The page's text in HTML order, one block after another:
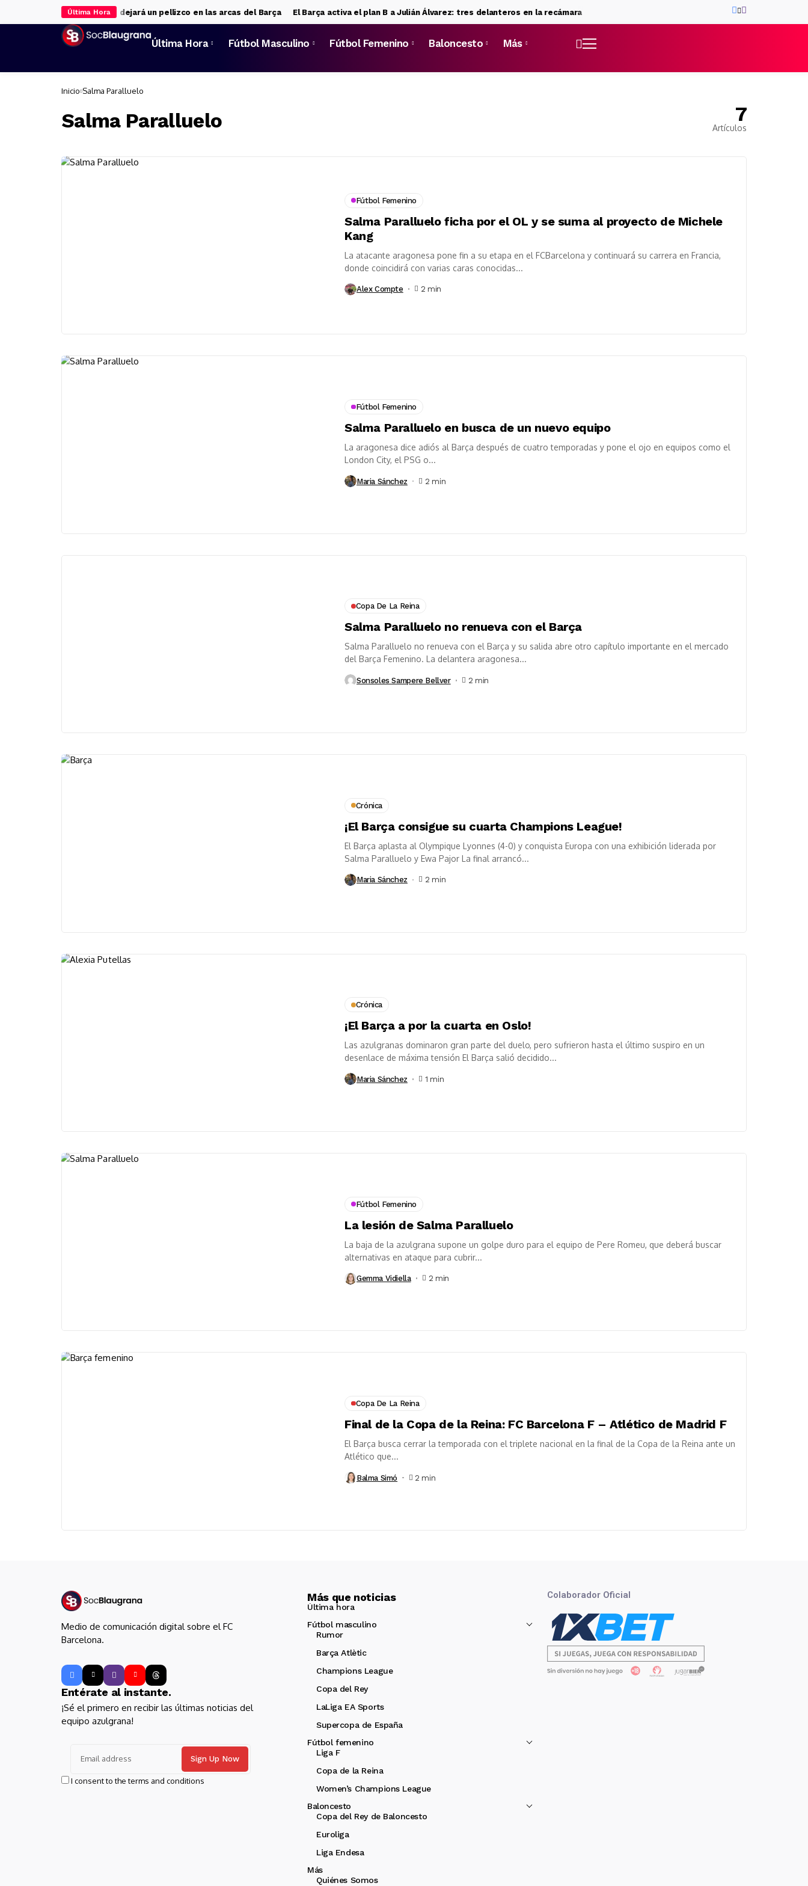
Última Hora
Jan Virgili dejará un pellizco en las arcas del Barça El Barça activa el plan B a Julián Álvarez: tres delanteros en la recámara Rodri: fichaje superlativo El triangular, penúltima
Última Hora Fútbol Masculino Fútbol Femenino Baloncesto Más
Inicio Salma Paralluelo
Salma Paralluelo 7
Artículos
Fútbol Femenino
Salma Paralluelo ficha por el OL y se suma al proyecto de Michele
Kang
La atacante aragonesa pone fin a su etapa en el FCBarcelona y continuará su carrera en Francia,
donde coincidirá con varias caras conocidas...
Alex Compte 2 min
Fútbol Femenino
Salma Paralluelo en busca de un nuevo equipo
La aragonesa dice adiós al Barça después de cuatro temporadas y pone el ojo en equipos como el
London City, el PSG o...
Maria Sánchez 2 min
Copa De La Reina
Salma Paralluelo no renueva con el Barça
Salma Paralluelo no renueva con el Barça y su salida abre otro capítulo importante en el mercado
del Barça Femenino. La delantera aragonesa...
Sonsoles Sampere Bellver 2 min
Crónica
¡El Barça consigue su cuarta Champions League!
El Barça aplasta al Olympique Lyonnes (4-0) y conquista Europa con una exhibición liderada por
Salma Paralluelo y Ewa Pajor La final arrancó...
Maria Sánchez 2 min
Crónica
¡El Barça a por la cuarta en Oslo!
Las azulgranas dominaron gran parte del duelo, pero sufrieron hasta el último suspiro en un
desenlace de máxima tensión El Barça salió decidido...
Maria Sánchez 1 min
Fútbol Femenino
La lesión de Salma Paralluelo
La baja de la azulgrana supone un golpe duro para el equipo de Pere Romeu, que deberá buscar
alternativas en ataque para cubrir...
Gemma Vidiella 2 min
Copa De La Reina
Final de la Copa de la Reina: FC Barcelona F – Atlético de Madrid F
El Barça busca cerrar la temporada con el triplete nacional en la final de la Copa de la Reina ante un
Atlético que...
Balma Simó 2 min
Medio de comunicación digital sobre el FC
Barcelona.
Entérate al instante.
¡Sé el primero en recibir las últimas noticias del
equipo azulgrana!
I consent to the terms and conditions
Más que noticias
Última hora
Fútbol masculino
Rumor
Barça Atlètic
Champions League
Copa del Rey
LaLiga EA Sports
Supercopa de España
Fútbol femenino
Liga F
Copa de la Reina
Women’s Champions League
Baloncesto
Copa del Rey de Baloncesto
Euroliga
Liga Endesa
Más
Quiénes Somos
Colaborador Oficial